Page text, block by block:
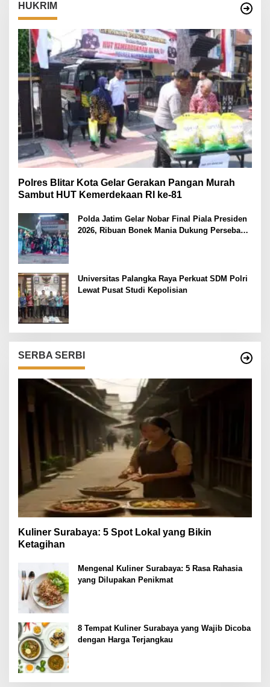
HUKRIM
Polres Blitar Kota Gelar Gerakan Pangan Murah
Sambut HUT Kemerdekaan RI ke-81
Polda Jatim Gelar Nobar Final Piala Presiden
2026, Ribuan Bonek Mania Dukung Persebaya
Universitas Palangka Raya Perkuat SDM Polri
Lewat Pusat Studi Kepolisian
SERBA SERBI
Kuliner Surabaya: 5 Spot Lokal yang Bikin
Ketagihan
Mengenal Kuliner Surabaya: 5 Rasa Rahasia
yang Dilupakan Penikmat
8 Tempat Kuliner Surabaya yang Wajib Dicoba
dengan Harga Terjangkau